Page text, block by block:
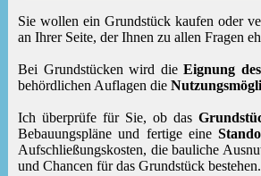
Sie wollen ein Grundstück kaufen oder
an Ihrer Seite, der Ihnen zu allen Fragen
Bei Grundstücken wird dieEignung
behördlichen Auflagen die
Ich überprüfe für Sie, ob das
Bebauungspläne und fertige eine
Aufschließungskosten, die bauliche
und Chancen für das Grundstück bestehen.